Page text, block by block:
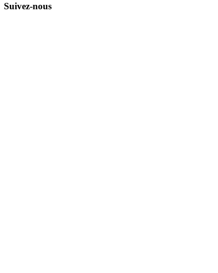
Suivez-nous